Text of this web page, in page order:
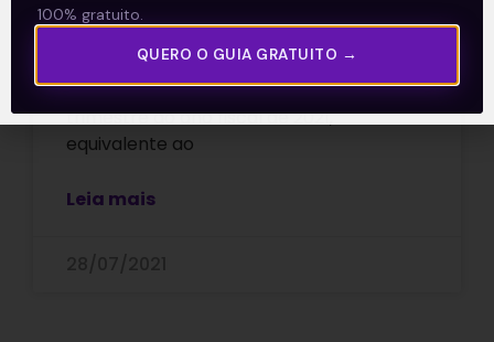
feira (27), após o fechamento do
mercado, os seus resultados do terceiro
trimestre do ano fiscal de 2021,
equivalente ao
Leia mais
100% gratuito.
QUERO O GUIA GRATUITO →